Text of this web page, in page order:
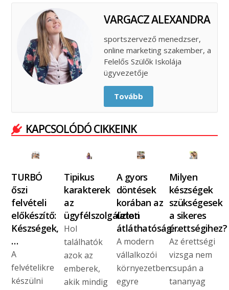
VARGACZ ALEXANDRA
sportszervező menedzser,
online marketing szakember, a
Felelős Szülők Iskolája
ügyvezetője
Tovább
KAPCSOLÓDÓ CIKKEINK
TURBÓ
őszi
felvételi
előkészítő:
Készségek,
…
A
felvételikre
készülni
Tipikus
karakterek
az
ügyfélszolgálaton
Hol
találhatók
azok az
emberek,
akik mindig
A gyors
döntések
korában az
üzleti
átláthatóság…
A modern
vállalkozói
környezetben
egyre
Milyen
készségek
szükségesek
a sikeres
érettségihez?
Az érettségi
vizsga nem
csupán a
tananyag